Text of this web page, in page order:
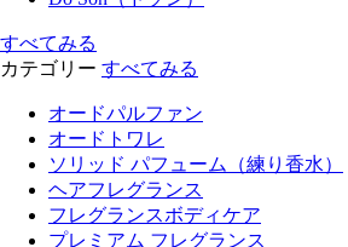
すべてみる
カテゴリー すべてみる
オードパルファン
オードトワレ
ソリッド パフューム（練り香水）
ヘアフレグランス
フレグランスボディケア
プレミアム フレグランス